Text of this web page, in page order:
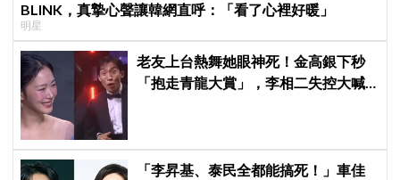
BLINK，真摯心聲讓韓網直呼：「看了心裡好暖」
明星
老友上台熱舞她眼神死！金高銀下秒
「抱走青龍大賞」，李相二失控大喊
「李昇基、泰民全都能搞死！」車佳